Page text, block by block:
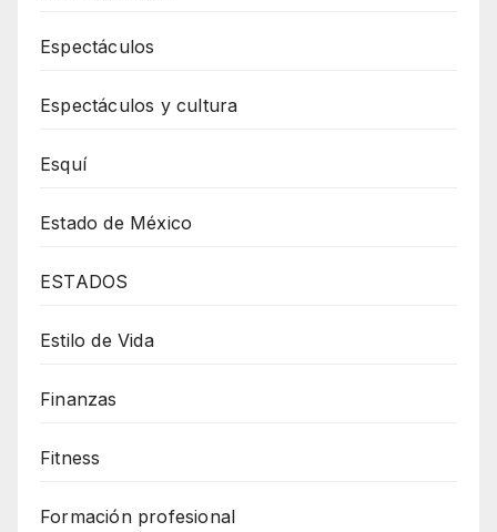
Espectáculos
Espectáculos y cultura
Esquí
Estado de México
ESTADOS
Estilo de Vida
Finanzas
Fitness
Formación profesional